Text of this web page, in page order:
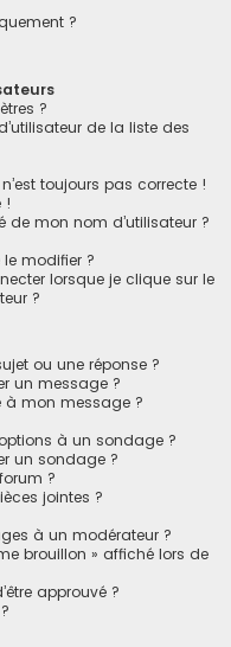
?
?
de la liste des
toujours pas correcte !
!
de mon nom d’utilisateur ?
modifier ?
lorsque je clique sur le
?
ou une réponse ?
un message ?
à mon message ?
à un sondage ?
un sondage ?
?
jointes ?
à un modérateur ?
brouillon » affiché lors de
approuvé ?